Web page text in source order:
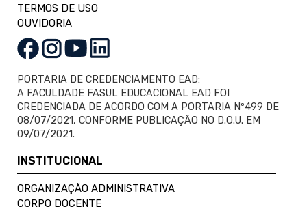
TERMOS DE USO
OUVIDORIA
PORTARIA DE CREDENCIAMENTO EAD:
A FACULDADE FASUL EDUCACIONAL EAD FOI
CREDENCIADA DE ACORDO COM A PORTARIA Nº499 DE
08/07/2021, CONFORME PUBLICAÇÃO NO D.O.U. EM
09/07/2021.
INSTITUCIONAL
ORGANIZAÇÃO ADMINISTRATIVA
CORPO DOCENTE